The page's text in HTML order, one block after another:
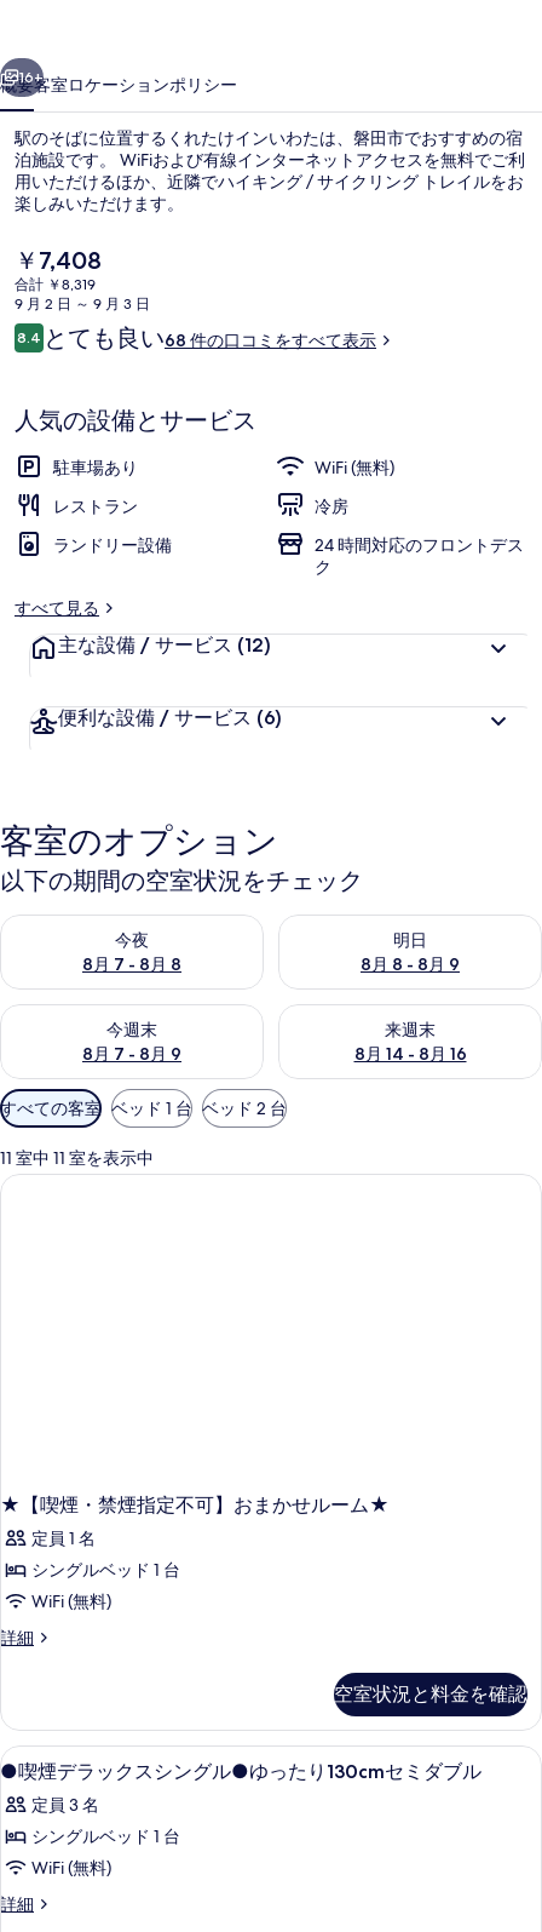
わ
た
の
写
ギ
ャ
ラ
ー
外観
16+
概要客室ロケーションポリシー
駅のそばに位置するくれたけインいわたは、磐田市でおすすめの宿
泊施設です。 WiFiおよび有線インターネットアクセスを無料でご利
用いただけるほか、近隣でハイキング / サイクリング トレイルをお
楽しみいただけます。
現
在
の
料
金
で
す
￥7,408
合計 ￥8,319
9 月 2 日 ～ 9 月 3 日
口
コ
8.410段階中8.4
とても良い68 件の口コミをすべて表示
人気の設備とサービス
駐車場あり
WiFi (無料)
レストラン
冷房
ランドリー設備
24 時間対応のフロントデス
ク
すべて見る
主な設備 / サービス (12)
便利な設備 / サービス (6)
客室のオプション
以下の期間の空室状況をチェック
今夜
8月 7 - 8月 8
今夜 8月 7 - 8月 8 の空室状況をチェック
明日
8月 8 - 8月 9
明日 8月 8 - 8月 9 の空室状況
今週末
8月 7 - 8月 9
今週末 8月 7 - 8月 9 の空室状況をチェック
来週末
8月 14 - 8月 16
来週末 8月 14 - 8月 16 の空室
利
用
可
能
すべての客室 ベッド 1 台 ベッド 2 台
11 室中 11 室を表示中
★【喫煙・禁煙指定不可】おまかせルーム★
定員 1 名
シングルベッド 1 台
WiFi (無料)
詳細
★【喫
指
定
不
お
ま
せ
ル
ー
空室状況と料金を確認
●
喫
煙
デ
ラ
ッ
デスク、アイロン / アイロン台、
1
●喫煙デラックスシングル●ゆったり130cmセミダブル
定員 3 名
シングルベッド 1 台
WiFi (無料)
詳細
●